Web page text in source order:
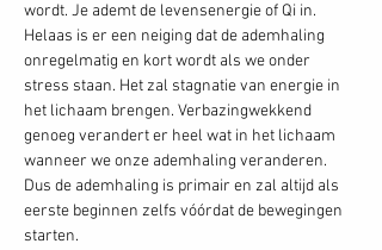
wordt. Je ademt de levensenergie of Qi in.
Helaas is er een neiging dat de ademhaling
onregelmatig en kort wordt als we onder
stress staan. Het zal stagnatie van energie in
het lichaam brengen. Verbazingwekkend
genoeg verandert er heel wat in het lichaam
wanneer we onze ademhaling veranderen.
Dus de ademhaling is primair en zal altijd als
eerste beginnen zelfs vóórdat de bewegingen
starten.